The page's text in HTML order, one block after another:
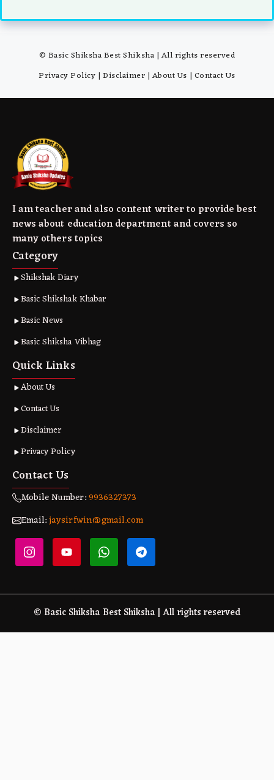
© Basic Shiksha Best Shiksha | All rights reserved
Privacy Policy |Disclaimer | About Us | Contact Us
I am teacher and also content writer to provide best
news about education department and covers so
many others topics
Category
Shikshak Diary
Basic Shikshak Khabar
Basic News
Basic Shiksha Vibhag
Quick Links
About Us
Contact Us
Disclaimer
Privacy Policy
Contact Us
Mobile Number:9936327373
Email:jaysirfwin@gmail.com
© Basic Shiksha Best Shiksha | All rights reserved